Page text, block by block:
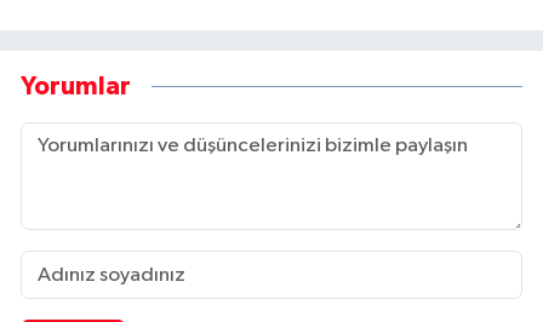
Yorumlar